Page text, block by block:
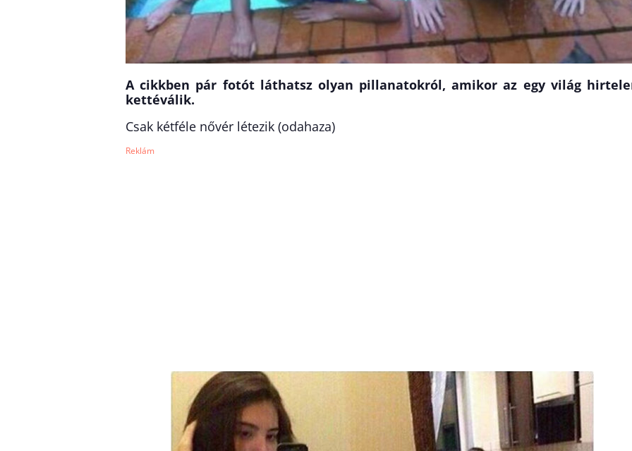
A cikkben pár fotót láthatsz olyan pillanatokról, amikor az egy világ
kettéválik.
Csak kétféle nővér létezik (odahaza)
Reklám